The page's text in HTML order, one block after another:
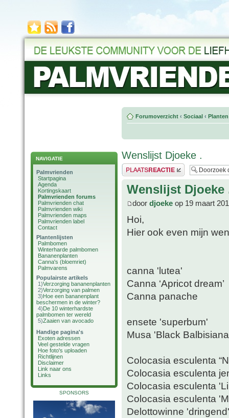
NAVIGATIE
Palmvrienden
Startpagina
Agenda
Kortingskaart
Palmvrienden forums
Palmvrienden chat
Palmvrienden wiki
Palmvrienden maps
Palmvrienden label
Contact
Plantenlijsten
Palmbomen
Winterharde palmbomen
Bananenplanten
Canna's (bloemriet)
Palmvarens
Populairste artikels
1)Verzorging bananenplanten
2)Verzorging van palmen
3)Hoe een bananenplant
beschermen in de winter?
4)De 10 winterhardste
palmbomen ter wereld
5)Zaaien van avocado
Handige pagina's
Exoten adressen
Veel gestelde vragen
Hoe foto's uploaden
Richtlijnen
Disclaimer
Link naar ons
Links
SPONSORS
Forumoverzicht ‹ Sociaal ‹
Wenslijst Djoeke .
Plaats een reactie
Wenslijst Djoeke
door djoeke op 19 maart
Hoi,
Hier ook even mijn
canna 'lutea'
Canna ‘Apricot dream’
Canna panache
ensete 'superbum'
Musa 'Black
Colocasia esculenta
Colocasia esculenta
Colocasia esculenta
Colocasia esculenta
Delottowinne